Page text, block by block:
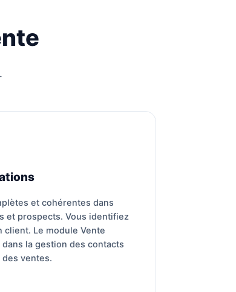
et cohérentes dans
et prospects. Vous identifiez
client. Le module Vente
la gestion des contacts
ventes.